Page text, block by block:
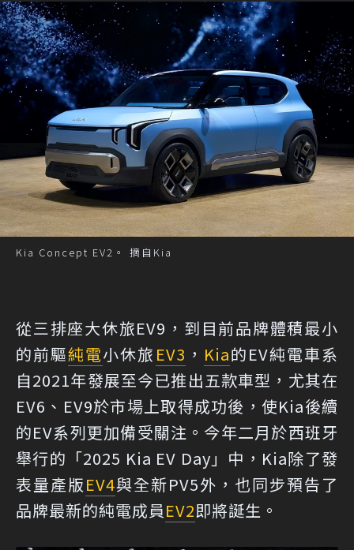
Kia Concept EV2。 摘自Kia
從三排座大休旅EV9，到目前品牌體積最小
的前驅純電小休旅 EV3 ， Kia的EV純電車系
自2021年發展至今已推出五款車型，尤其在
EV6、EV9於市場上取得成功後，使Kia後續
的EV系列更加備受關注。今年二月於西班牙
舉行的「2025 Kia EV Day」中，Kia除了發
表量產版EV4與全新PV5外，也同步預告了
品牌最新的純電成員EV2即將誕生。